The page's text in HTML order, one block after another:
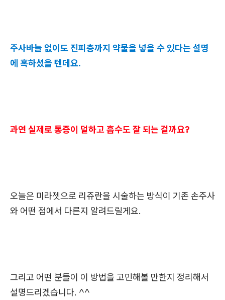
주사바늘 없이도 진피층까지 약물을 넣을 수 있다는 설명
에 혹하셨을 텐데요.
과연 실제로 통증이 덜하고 흡수도 잘 되는 걸까요?
오늘은 미라젯으로 리쥬란을 시술하는 방식이 기존 손주사
와 어떤 점에서 다른지 알려드릴게요.
그리고 어떤 분들이 이 방법을 고민해볼 만한지 정리해서
설명드리겠습니다. ^^